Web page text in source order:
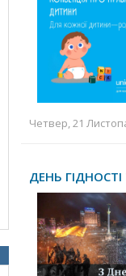
Четвер, 21
ДЕНЬ